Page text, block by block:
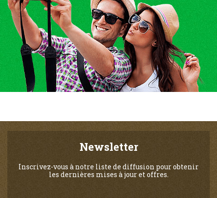
Newsletter
Inscrivez-vous à notre liste de diffusion pour obtenir
les dernières mises à jour et offres.